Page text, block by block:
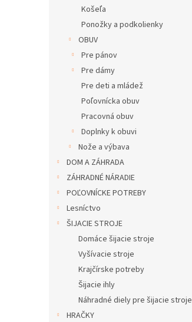
Košeľa
Ponožky a podkolienky
OBUV
Pre pánov
Pre dámy
Pre deti a mládež
Poľovnícka obuv
Pracovná obuv
Doplnky k obuvi
Nože a výbava
DOM A ZÁHRADA
ZÁHRADNÉ NÁRADIE
POĽOVNÍCKE POTREBY
Lesníctvo
ŠIJACIE STROJE
Domáce šijacie stroje
Vyšívacie stroje
Krajčírske potreby
Šijacie ihly
Náhradné diely pre šijacie stroje
HRAČKY